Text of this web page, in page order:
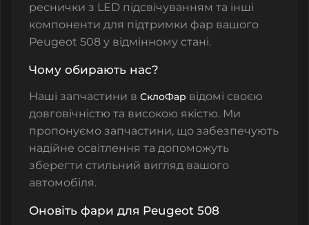
реснички з LED підсвічуванням та інші
компоненти для підтримки фар вашого
Peugeot 508 у відмінному стані.
Чому обирають нас?
Наші запчастини в СклоФар відомі своєю
довговічністю та високою якістю. Ми
пропонуємо запчастини, що забезпечують
надійне освітлення та допоможуть
зберегти стильний вигляд вашого
автомобіля.
Оновіть фари для Peugeot 508